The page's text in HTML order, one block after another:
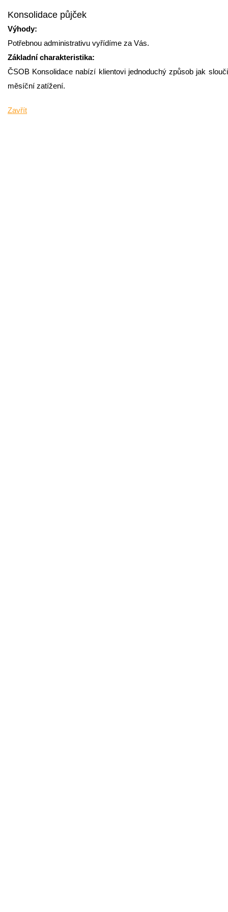
Konsolidace půjček
Výhody:
Potřebnou administrativu vyřídíme za Vás.
Základní charakteristika:
ČSOB Konsolidace nabízí klientovi jednoduchý způsob jak
měsíční zatížení.
Zavřít